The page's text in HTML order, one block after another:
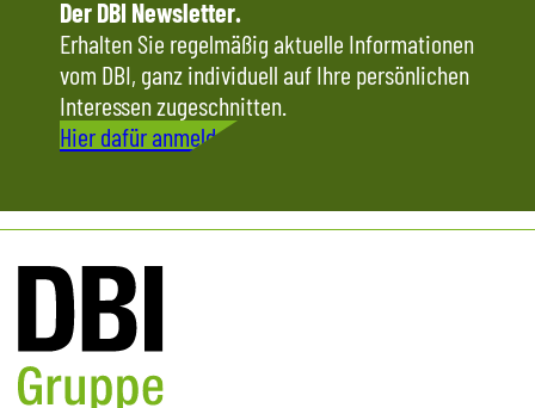
Der DBI Newsletter.
Erhalten Sie regelmäßig aktuelle Informationen
vom DBI, ganz individuell auf Ihre persönlichen
Interessen zugeschnitten.
Hier dafür anmelden